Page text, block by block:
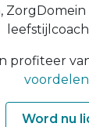
profiteer
voordelen
Word nu